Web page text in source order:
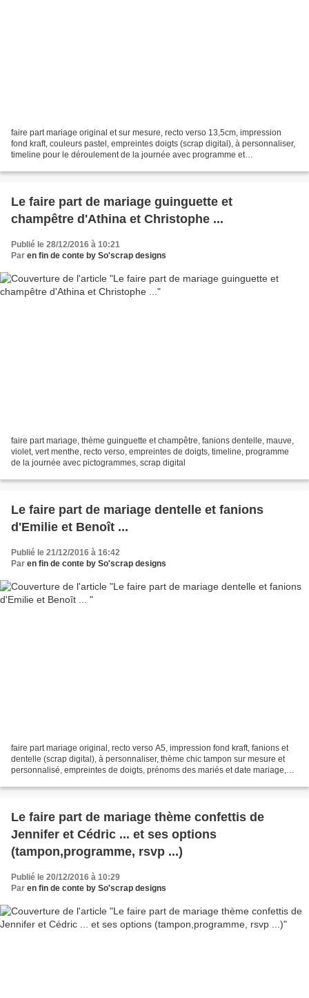
faire part mariage original et sur mesure, recto verso 13,5cm, impression
fond kraft, couleurs pastel, empreintes doigts (scrap digital), à personnaliser,
timeline pour le déroulement de la journée avec programme et
Le faire part de mariage guinguette et
champêtre d'Athina et Christophe ...
Publié le 28/12/2016 à 10:21
Par en fin de conte by So'scrap designs
faire part mariage, thème guinguette et champêtre, fanions dentelle, mauve,
violet, vert menthe, recto verso, empreintes de doigts, timeline, programme
de la journée avec pictogrammes, scrap digital
Le faire part de mariage dentelle et fanions
d'Emilie et Benoît ...
Publié le 21/12/2016 à 16:42
Par en fin de conte by So'scrap designs
faire part mariage original, recto verso A5, impression fond kraft, fanions et
dentelle (scrap digital), à personnaliser, thème chic tampon sur mesure et
personnalisé, empreintes de doigts, prénoms des mariés et date mariage,
Le faire part de mariage thème confettis de
Jennifer et Cédric ... et ses options
(tampon,programme, rsvp ...)
Publié le 20/12/2016 à 10:29
Par en fin de conte by So'scrap designs